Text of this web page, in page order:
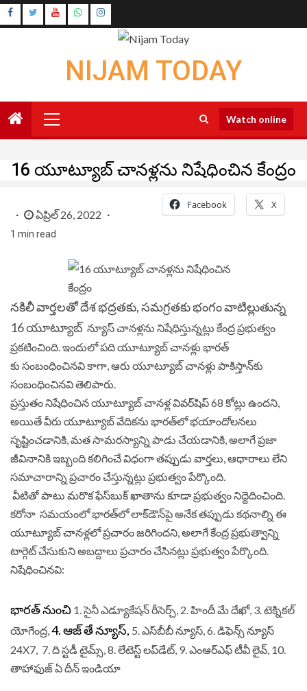
Skip
to
Instagram
NIJAM TODAY
Menu
Watch online
16 యూట్యూబ్ చానళ్లను నిషేధించిన కేంద్రం
ఏప్రిల్ 26, 2022
1 min read
Facebook X
నకిలీ వార్తలతో దేశ భద్రతకు, సమగ్రతకు భంగం వాటిల్లుతున్న
16 యూట్యూబ్ న్యూస్ చానళ్లను నిషేధిస్తున్నట్లు కేంద్ర ప్రభుత్వం
ప్రకటించింది. ఇందులో పది యూట్యూబ్ చానళ్లు భారత్
కు సంబంధించినవి కాగా, ఆరు యూట్యూబ్ చానళ్లు పాకిస్తాన్‌కు
సంబంధించినవి తెలిపారు.
ప్రస్తుతం నిషేధించిన యూట్యూబ్ చానళ్ల వివర్‌షిప్ 68 కోట్లు ఉందని,
అయితే వీరు యూట్యూబ్ వేదికను భారత్‌లో భయాందోలనలు
సృష్టించడానికి, మత సామరస్యాన్ని పాడు చేయడానికి, అలాగే ప్రజా
జీవినానికి ఇబ్బంది కలిగించే విధంగా తప్పుడు వార్తలు, ఆధారాలు లేని
సమాచారాన్ని ప్రచారం చేస్తున్నట్లు ప్రభుత్వం పేర్కొంది.
వీటితో పాటు మరొక ఫేస్‌బుక్ ఖాతాను కూడా ప్రభుత్వం నిద్దెదించింది.
కరోనా సమయంలో భారత్‌లో లాక్‌డౌన్‌పై అనేక తప్పుడు కథనాల్ని ఈ
యూట్యూబ్‌ చానళ్లలో ప్రచారం జరిగిందని, అలాగే కేంద్ర ప్రభుత్వాన్ని
టార్గెట్ చేసుకుని అబద్దాలు ప్రచారం చేసినట్లు ప్రభుత్వం పేర్కొంది.
నిషేధించినవి:
భారత్ నుంచి 1. సైనీ ఎడ్యూకేషన్ రీసెర్చ్, 2. హిందీ మే దేఖో, 3. టెక్నికల్
యోగేంద్ర,4. ఆజ్ తే న్యూస్, 5. ఎస్‌బీబీ న్యూస్, 6. డిఫెన్స్ న్యూస్
24X7, 7. ది స్టడీ టైమ్స్, 8. లేటెస్ట్ లప్‌డేట్, 9. ఎంఆర్ఎఫ్ టీవీ లైవ్, 10.
తాహాఫుజ్ ఏ దీన్ ఇండియా